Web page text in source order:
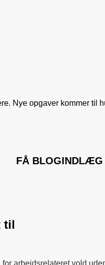
Nye opgaver kommer til
FÅ BLOGINDLÆG
til
arbejdsrelateret vold